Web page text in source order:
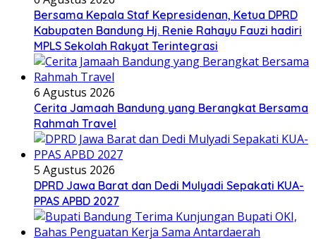
Bersama Kepala Staf Kepresidenan, Ketua DPRD
Kabupaten Bandung Hj. Renie Rahayu Fauzi hadiri
MPLS Sekolah Rakyat Terintegrasi
6 Agustus 2026
Cerita Jamaah Bandung yang Berangkat Bersama
Rahmah Travel
5 Agustus 2026
DPRD Jawa Barat dan Dedi Mulyadi Sepakati KUA-
PPAS APBD 2027